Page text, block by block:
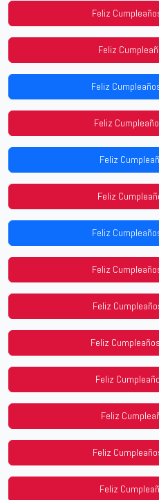
Feliz
Feliz
Feliz
Feliz
Feliz
Feliz
Feliz
Feliz
Feliz
Feliz
Feliz
Feliz
Feliz
Feliz